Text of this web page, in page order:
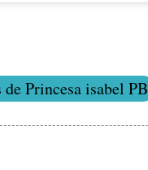
Princesa isabel PB